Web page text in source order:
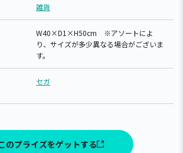
雑貨
W40×D1×H50cm ※アソートによ
り、サイズが多少異なる場合がございま
す。
セガ
のプライズをゲットする